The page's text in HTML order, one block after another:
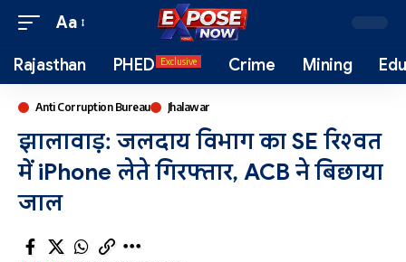
Aa
Rajasthan PHED Exclusive Crime Mining
Anti Corruption Bureau Jhalawar
झालावाड़: जलदाय विभाग का SE रिश्वत
में iPhone लेते गिरफ्तार, ACB ने बिछाया
जाल